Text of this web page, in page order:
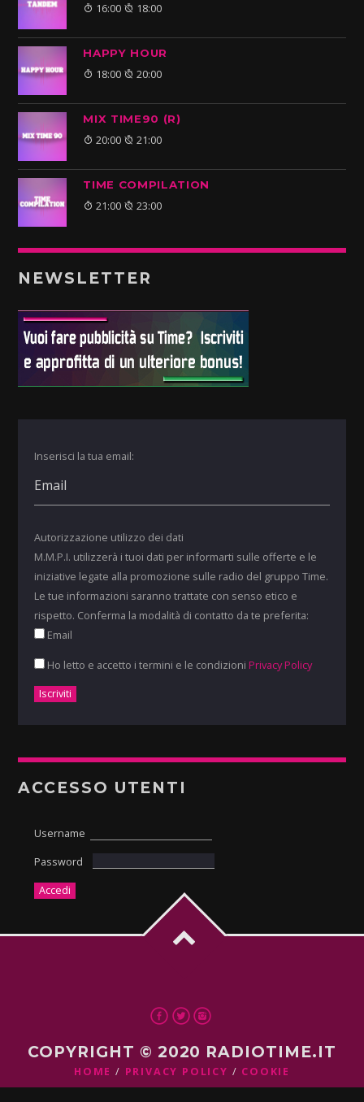
16:00 18:00
HAPPY HOUR
18:00 20:00
MIX TIME90 (R)
20:00 21:00
TIME COMPILATION
21:00 23:00
NEWSLETTER
Inserisci la tua email:
Autorizzazione utilizzo dei dati
M.M.P.I. utilizzerà i tuoi dati per informarti sulle offerte e le
iniziative legate alla promozione sulle radio del gruppo Time.
Le tue informazioni saranno trattate con senso etico e
rispetto. Conferma la modalità di contatto da te preferita:
Email
Ho letto e accetto i termini e le condizioni Privacy Policy
ACCESSO UTENTI
Username
Password
COPYRIGHT © 2020 RADIOTIME.IT
HOME PRIVACY POLICY COOKIE